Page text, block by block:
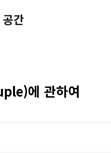
간
에 관하여